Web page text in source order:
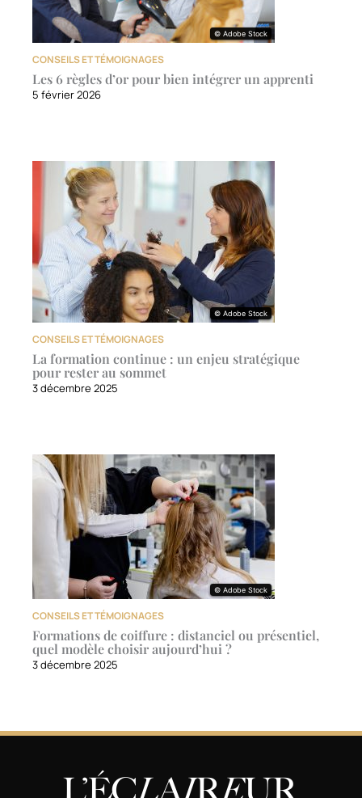
© Adobe Stock
© Adobe Stock
CONSEILS ET TÉMOIGNAGES
Les 6 règles d’or pour bien intégrer un apprenti
5 février 2026
© Adobe Stock
© Adobe Stock
CONSEILS ET TÉMOIGNAGES
La formation continue : un enjeu stratégique
pour rester au sommet
3 décembre 2025
© Adobe Stock
© Adobe Stock
CONSEILS ET TÉMOIGNAGES
Formations de coiffure : distanciel ou présentiel,
quel modèle choisir aujourd’hui ?
3 décembre 2025